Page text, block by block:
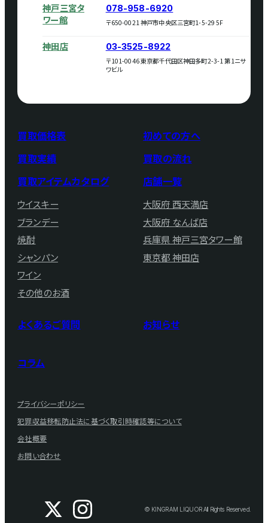
買取価格表
買取実績
買取アイテムカタログ
ウイスキー
ブランデー
焼酎
シャンパン
ワイン
その他のお酒
初めての方へ
買取の流れ
店舗一覧
大阪府 西天満店
大阪府 なんば店
兵庫県 神戸三宮タワー館
東京都 神田店
よくあるご質問 お知らせ
コラム
プライバシーポリシー
犯罪収益移転防止法に基づく取引時確認等について
会社概要
お問い合わせ
神戸三宮タ
ワー館
078-958-6920
〒650-0021 神戸市中央区三宮町1-5-29 5F
神田店 03-3525-8922
〒101-0046 東京都千代田区神田多町2-3-1 第1ニサ
ワビル
© KINGRAM LIQUOR All Rights Reserved.